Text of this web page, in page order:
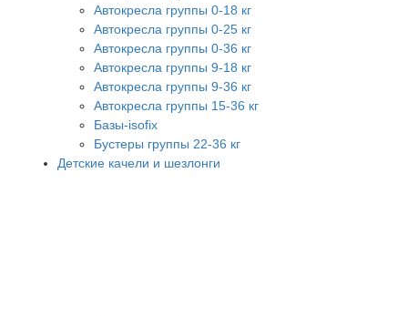
Автокресла группы 0-18 кг
Автокресла группы 0-25 кг
Автокресла группы 0-36 кг
Автокресла группы 9-18 кг
Автокресла группы 9-36 кг
Автокресла группы 15-36 кг
Базы-isofix
Бустеры группы 22-36 кг
Детские качели и шезлонги